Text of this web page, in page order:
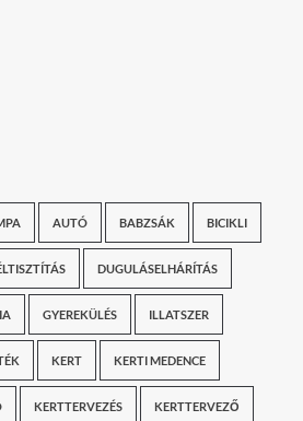
AUTÓ BABZSÁK BICIKLI
DUGULÁSELHÁRÍTÁS
GYEREKÜLÉS ILLATSZER
KERT KERTI MEDENCE
KERTTERVEZÉS KERTTERVEZŐ